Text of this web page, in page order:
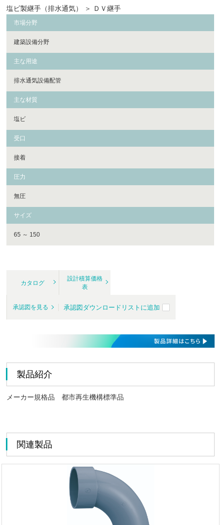
塩ビ製継手（排水通気） ＞ ＤＶ継手
市場分野
建築設備分野
主な用途
排水通気設備配管
主な材質
塩ビ
受口
接着
圧力
無圧
サイズ
65 ～ 150
カタログ
設計積算価格
表
承認図を見る 承認図ダウンロードリストに追加
製品紹介
メーカー規格品 都市再生機構標準品
関連製品